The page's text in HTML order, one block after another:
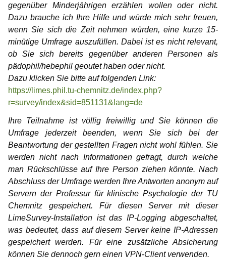
gegenüber Minderjährigen erzählen wollen oder nicht.
Dazu brauche ich Ihre Hilfe und würde mich sehr freuen,
wenn Sie sich die Zeit nehmen würden, eine kurze 15-
minütige Umfrage auszufüllen. Dabei ist es nicht relevant,
ob Sie sich bereits gegenüber anderen Personen als
pädophil/hebephil geoutet haben oder nicht.
Dazu klicken Sie bitte auf folgenden Link:
https://limes.phil.tu-chemnitz.de/index.php?
r=survey/index&sid=851131&lang=de
Ihre Teilnahme ist völlig freiwillig und Sie können die
Umfrage jederzeit beenden, wenn Sie sich bei der
Beantwortung der gestellten Fragen nicht wohl fühlen. Sie
werden nicht nach Informationen gefragt, durch welche
man Rückschlüsse auf Ihre Person ziehen könnte. Nach
Abschluss der Umfrage werden Ihre Antworten anonym auf
Servern der Professur für klinische Psychologie der TU
Chemnitz gespeichert. Für diesen Server mit dieser
LimeSurvey-Installation ist das IP-Logging abgeschaltet,
was bedeutet, dass auf diesem Server keine IP-Adressen
gespeichert werden. Für eine zusätzliche Absicherung
können Sie dennoch gern einen VPN-Client verwenden.